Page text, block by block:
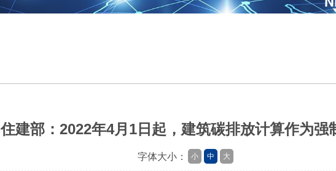
住建部：2022年4月1日起，建筑碳排放计算作为强
字体大小： 小 中 大